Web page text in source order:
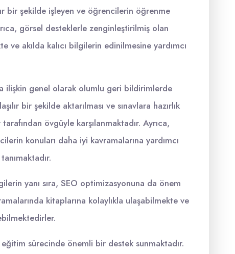
bir şekilde işleyen ve öğrencilerin öğrenme
görsel desteklerle zenginleştirilmiş olan
akılda kalıcı bilgilerin edinilmesine yardımcı
ilişkin genel olarak olumlu geri bildirimlerde
bir şekilde aktarılması ve sınavlara hazırlık
övgüyle karşılanmaktadır. Ayrıca,
konuları daha iyi kavramalarına yardımcı
yanı sıra, SEO optimizasyonuna da önem
kitaplarına kolaylıkla ulaşabilmekte ve
sürecinde önemli bir destek sunmaktadır.